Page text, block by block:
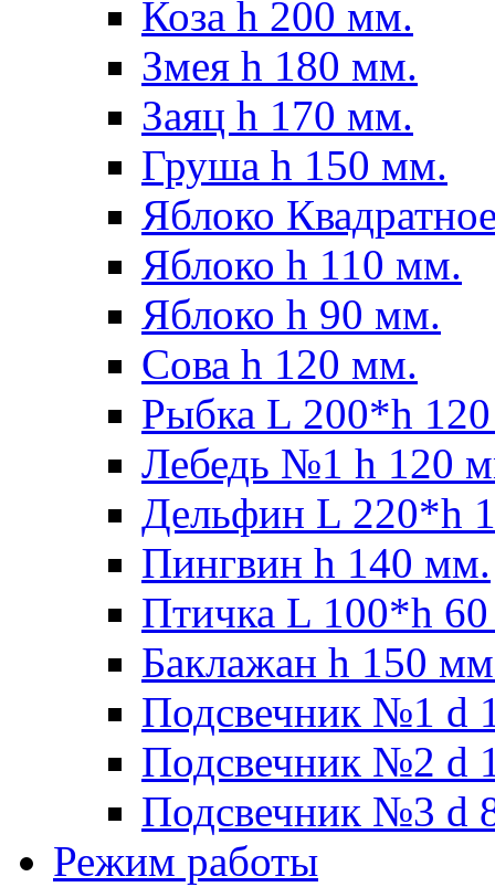
Коза h 200 мм.
Змея h 180 мм.
Заяц h 170 мм.
Груша h 150 мм.
Яблоко
Яблоко h 110 мм.
Яблоко h 90 мм.
Сова h 120 мм.
Рыбка L 200*h
Лебедь №1 h 120
Дельфин L 220*h
Пингвин h 140 мм.
Птичка L 100*h
Баклажан h 150
Подсвечник №1 d
Подсвечник №2 d
Подсвечник №3 d
Режим работы